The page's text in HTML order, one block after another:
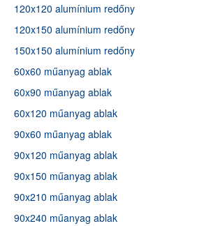
120x120 alumínium redőny
120x150 alumínium redőny
150x150 alumínium redőny
60x60 műanyag ablak
60x90 műanyag ablak
60x120 műanyag ablak
90x60 műanyag ablak
90x120 műanyag ablak
90x150 műanyag ablak
90x210 műanyag ablak
90x240 műanyag ablak